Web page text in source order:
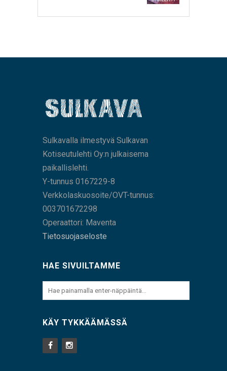
Sulkavalla ilmestyvä Sulkavan
Kotiseutulehti Oy:n julkaisema
paikallislehti.
Y-tunnus 0167229-8
Verkkolaskuosoite/OVT-tunnus:
003701672298
Operaattori: Maventa
Tietosuojaseloste
HAE SIVUILTAMME
KÄY TYKKÄÄMÄSSÄ